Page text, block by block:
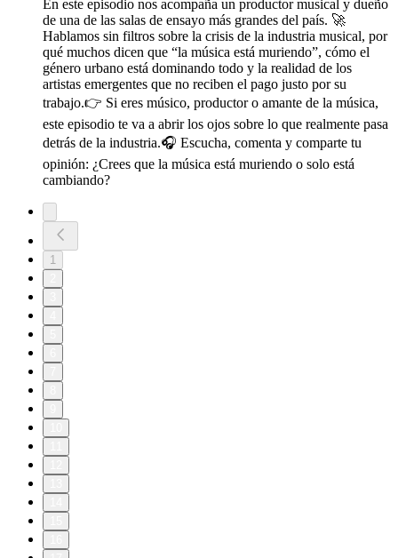
En este episodio nos acompaña un productor musical y dueño
de una de las salas de ensayo más grandes del país. 🚀
Hablamos sin filtros sobre la crisis de la industria musical, por
qué muchos dicen que “la música está muriendo”, cómo el
género urbano está dominando todo y la realidad de los
artistas emergentes que no reciben el pago justo por su
trabajo.👉 Si eres músico, productor o amante de la música,
este episodio te va a abrir los ojos sobre lo que realmente pasa
detrás de la industria.🎧 Escucha, comenta y comparte tu
opinión: ¿Crees que la música está muriendo o solo está
cambiando?
1